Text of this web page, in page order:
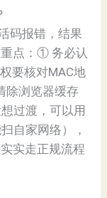
码报错，结果
点：① 务必认
要核对MAC地
除浏览器缓存
过渡，可以用
自家网络），
实走正规流程